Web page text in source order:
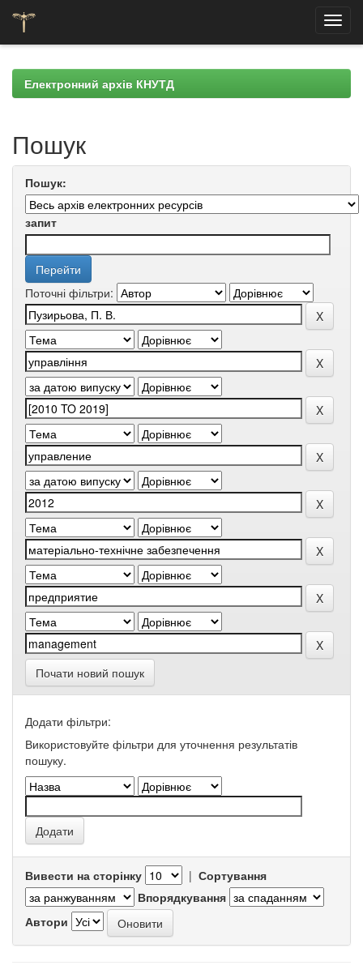
navigationЕлектронний архів КНУТД
Пошук
Пошук:
запит
Поточні фільтри:
Почати новий пошук
Додати фільтри:
Використовуйте фільтри для уточнення результатів
пошуку.
Вивести на сторінку | Сортування
Впорядкування
Автори